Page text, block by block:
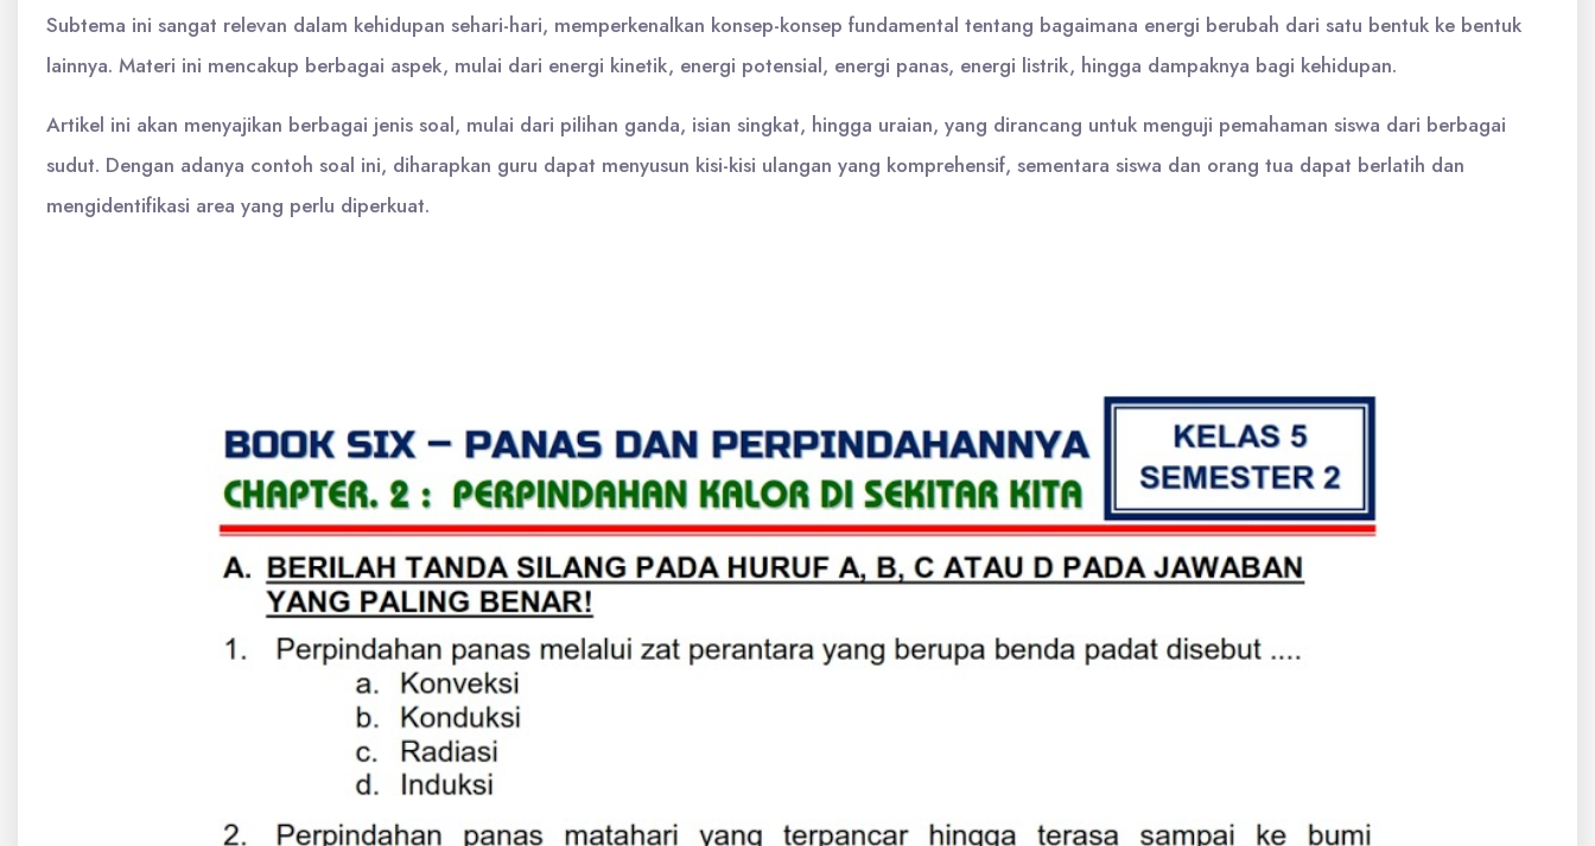
Subtema ini sangat relevan dalam kehidupan sehari-hari, memperkenalkan konsep-konsep fundamental tentang bagaimana energi berubah dari satu bentuk ke bentuk
lainnya. Materi ini mencakup berbagai aspek, mulai dari energi kinetik, energi potensial, energi panas, energi listrik, hingga dampaknya bagi kehidupan.
Artikel ini akan menyajikan berbagai jenis soal, mulai dari pilihan ganda, isian singkat, hingga uraian, yang dirancang untuk menguji pemahaman siswa dari berbagai
sudut. Dengan adanya contoh soal ini, diharapkan guru dapat menyusun kisi-kisi ulangan yang komprehensif, sementara siswa dan orang tua dapat berlatih dan
mengidentifikasi area yang perlu diperkuat.